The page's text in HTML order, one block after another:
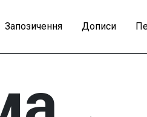
Запозичення Дописи